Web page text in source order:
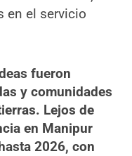
en el servicio
fueron
y comunidades
Lejos de
en Manipur
2026, con